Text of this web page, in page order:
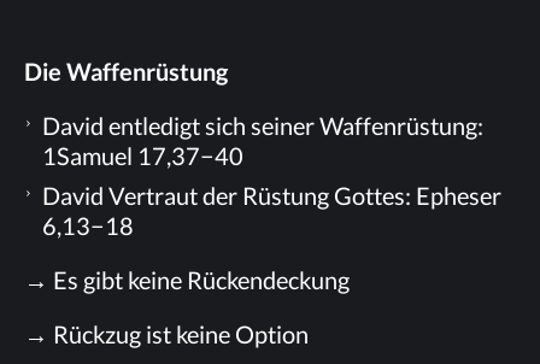
Die Waf­fen­rüs­tung
Da­vid ent­le­digt sich sei­ner Waf­fen­rüs­tung:
1Samuel 17,37−40
Da­vid Ver­traut der Rüs­tung Got­tes: Ephe­ser
6,13−18
→ Es gibt kei­ne Rückendeckung
→ Rück­zug ist kei­ne Option